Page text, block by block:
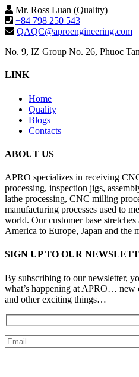
Mr. Ross Luan (Quality)
+84 798 250 543
QAQC@aproengineering.com
No. 9, IZ Group No. 26, Phuoc
LINK
Home
Quality
Blogs
Contacts
ABOUT US
APRO specializes in receiving
processing, inspection jigs,
lathe processing, CNC milling
manufacturing processes used to
world. Our customer base
America to Europe, Japan and the
SIGN UP TO OUR
By subscribing to our newsletter,
what’s happening at APRO… new
and other exciting things…